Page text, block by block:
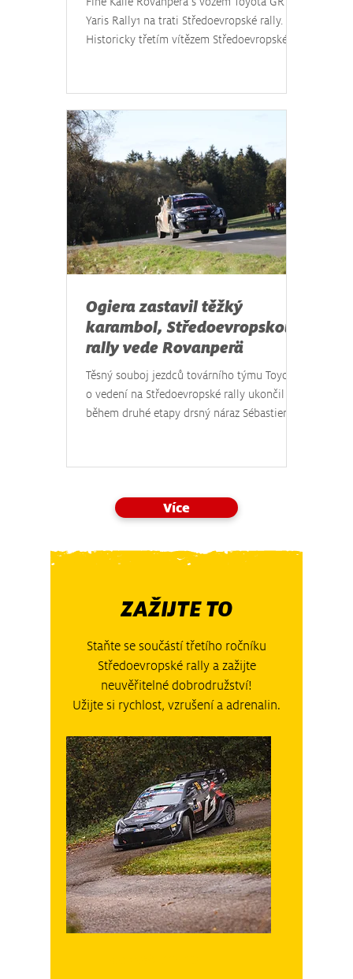
Yaris Rally1 na trati Středoevropské rally.
Historicky třetím vítězem Středoevropské
tisíc diváků, je Kalle Rovanperä z továrního
týmu Toyota. Finský jezdec v závěrečné
nedělní etapě ještě dokázal navýšit odstup
od druhého místa, které obsadil jeho
týmový kolega Elfyn Evans. V kategorii
WRC2 vybojovali double čeští jezdci – Jan
Černý slaví životní tri
Ogiera zastavil těžký
karambol, Středoevropskou
rally vede Rovanperä
Těsný souboj jezdců továrního týmu Toyota
o vedení na Středoevropské rally ukončil
během druhé etapy drsný náraz Sébastiena
soutěžích, který v sobotu ozdobily
Šumavy, tak vede Fin Kalle Rovanperä s
náskokem 36 sekund na Estonce Otta
Škoda Fabia RS se po potížích soupeřů
Mareš zakonč
Více
ZAŽIJTE TO
Staňte se součástí třetího ročníku
Středoevropské rally a zažijte
neuvěřitelné dobrodružství!
Užijte si rychlost, vzrušení a adrenalin.